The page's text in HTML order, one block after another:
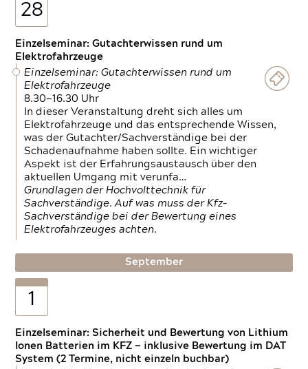
28
Einzelseminar: Gutachterwissen rund um
Elektrofahrzeuge
Einzelseminar: Gutachterwissen rund um
Elektrofahrzeuge
8.30—16.30 Uhr
In dieser Veranstaltung dreht sich alles um
Elektrofahrzeuge und das entsprechende Wissen,
was der Gutachter/Sachverständige bei der
Schadenaufnahme haben sollte. Ein wichtiger
Aspekt ist der Erfahrungsaustausch über den
aktuellen Umgang mit verunfa…
Grundlagen der Hochvolttechnik für
Sachverständige. Auf was muss der Kfz-
Sachverständige bei der Bewertung eines
Elektrofahrzeuges achten.
September
1
Einzelseminar: Sicherheit und Bewertung von Lithium
Ionen Batterien im KFZ — inklusive Bewertung im DAT
System (2 Termine, nicht einzeln buchbar)